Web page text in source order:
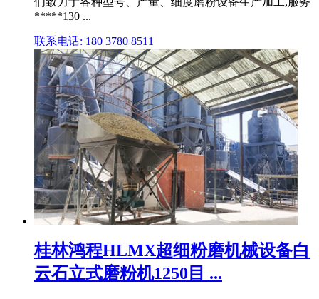
*****130 ...
联系电话: 180 3780 8511
桂林鸿程HLMX超细粉磨机械设备白
云石立式磨粉机1250目 ...